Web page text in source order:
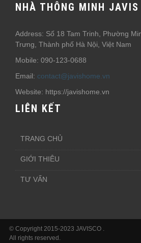
NHÀ THÔNG MINH JAVIS
Address: Số 18 Tam Trinh, Phường
Trưng, Thành phố Hà Nội, Việt Nam
Mobile: 090-123-0688
Email: contact@javishome.vn
Website: https://javishome.vn
LIÊN KẾT
TRANG CHỦ
GIỚI THIÊU
TƯ VẤN
© Copyright 2015-2023 JAVISCO .
All rights reserved.